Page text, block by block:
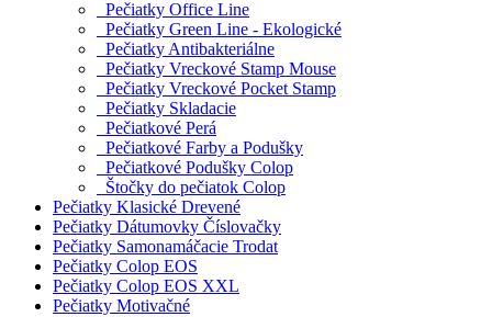
Pečiatky Office Line
Pečiatky Green Line - Ekologické
Pečiatky Antibakteriálne
Pečiatky Vreckové Stamp Mouse
Pečiatky Vreckové Pocket Stamp
Pečiatky Skladacie
Pečiatkové Perá
Pečiatkové Farby a Podušky
Pečiatkové Podušky Colop
Štočky do pečiatok Colop
Pečiatky Klasické Drevené
Pečiatky Dátumovky Číslovačky
Pečiatky Samonamáčacie Trodat
Pečiatky Colop EOS
Pečiatky Colop EOS XXL
Pečiatky Motivačné